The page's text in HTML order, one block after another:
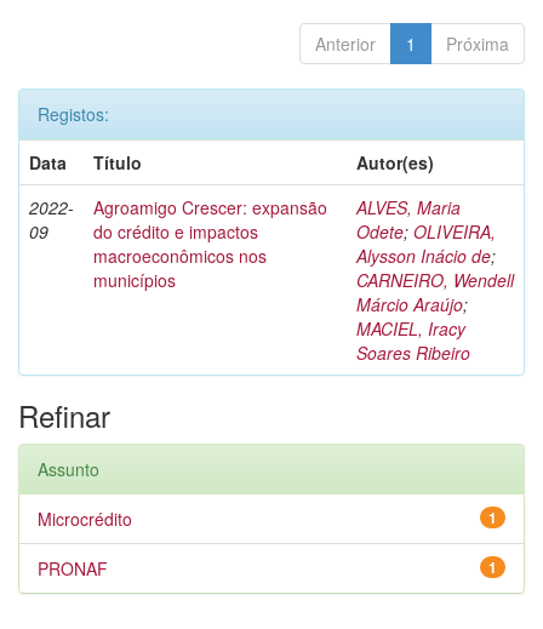
Anterior 1 Próxima
Registos:
Data
Título
Autor(es)
2022-
09
Agroamigo Crescer: expansão
do crédito e impactos
macroeconômicos nos
municípios
ALVES, Maria
Odete; OLIVEIRA,
Alysson Inácio de;
CARNEIRO, Wendell
Márcio Araújo;
MACIEL, Iracy
Soares Ribeiro
Refinar
Assunto
1
Microcrédito
1
PRONAF